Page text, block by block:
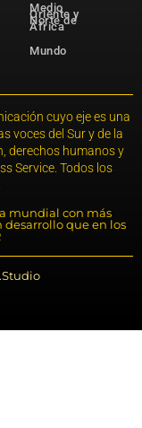
Medio
Oriente y
Norte de
África
Mundo
cuyo eje es una
voces del Sur y de la
derechos humanos y
Service. Todos los
mundial con más
desarrollo que en los